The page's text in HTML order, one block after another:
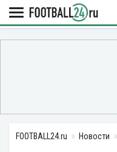
FOOTBALL24.ru Новости